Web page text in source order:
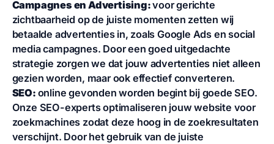
Campagnes en Advertising:voor gerichte
zichtbaarheid op de juiste momenten zetten wij
betaalde advertenties in, zoals Google Ads en social
media campagnes. Door een goed uitgedachte
strategie zorgen we dat jouw advertenties niet alleen
gezien worden, maar ook effectief converteren.
SEO: online gevonden worden begint bij goede SEO.
Onze SEO-experts optimaliseren jouw website voor
zoekmachines zodat deze hoog in de zoekresultaten
verschijnt. Door het gebruik van de juiste